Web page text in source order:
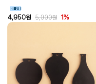
4,950원 5,000원 1%